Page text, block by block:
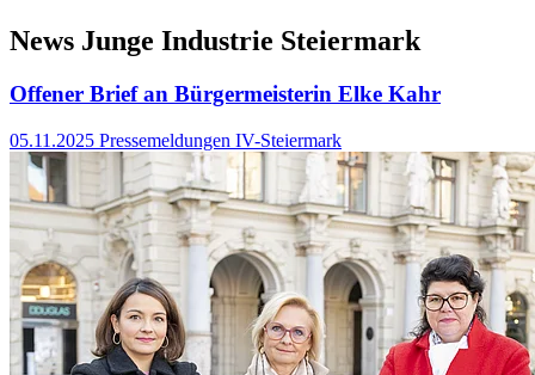
News Junge Industrie Steiermark
Offener Brief an Bürgermeisterin Elke Kahr
05.11.2025 Pressemeldungen IV-Steiermark